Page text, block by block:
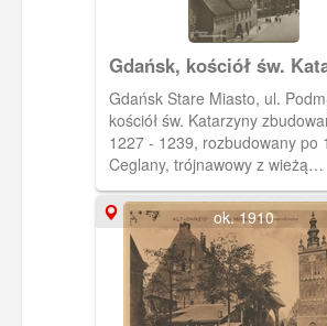
Gdańsk, kościół św.
Danzig Katharinenkirche
Gdańsk Stare Miasto, ul.
kościół św. Katarzyny
1227 - 1239, rozbudowany po
Ceglany, trójnawowy z wieżą
zwieńczoną barokowym
Jacoba van den Blocke' a.
ok. 1910